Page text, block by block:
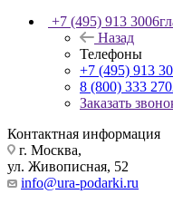
+7 (495) 913 3006
Назад
Телефоны
+7 (495) 913
8 (800) 333
Заказать
Контактная информация
г. Москва,
ул. Живописная, 52
info@ura-podarki.ru